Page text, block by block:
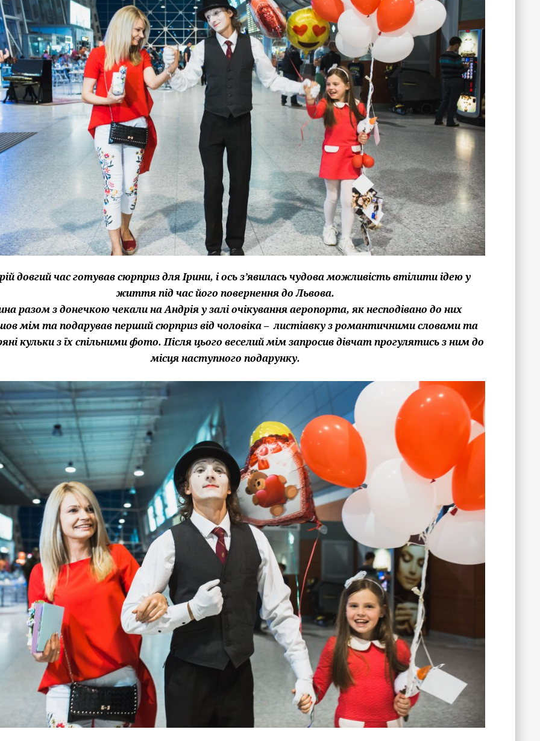
довгий час готував сюрприз для Ірини, і ось з’явилась чудова можливість втілити ідею у
життя під час його повернення до Львова.
разом з донечкою чекали на Андрія у залі очікування аеропорта, як несподівано до них
мім та подарував перший сюрприз від чоловіка – листіавку з романтичними словами та
кульки з їх спільними фото. Після цього веселий мім запросив дівчат прогулятись з ним до
місця наступного подарунку.